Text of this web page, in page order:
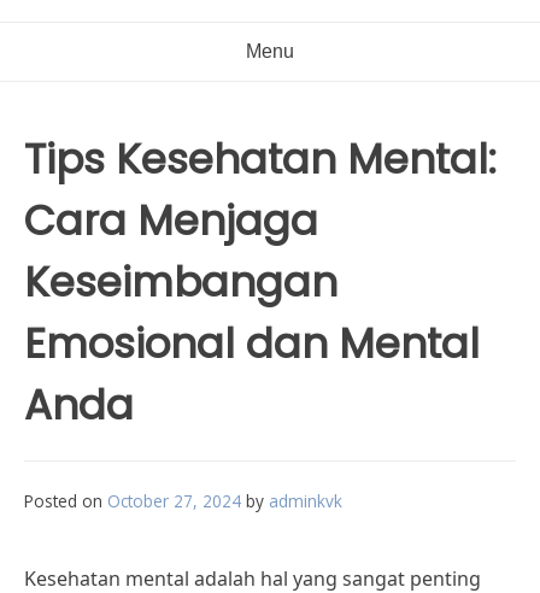
Menu
Tips Kesehatan Mental:
Cara Menjaga
Keseimbangan
Emosional dan Mental
Anda
Posted on October 27, 2024 by adminkvk
Kesehatan mental adalah hal yang sangat penting